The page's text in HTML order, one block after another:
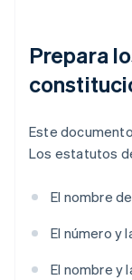
Prepara
Este
Los estatutos
El nombre
El número y
El nombre y